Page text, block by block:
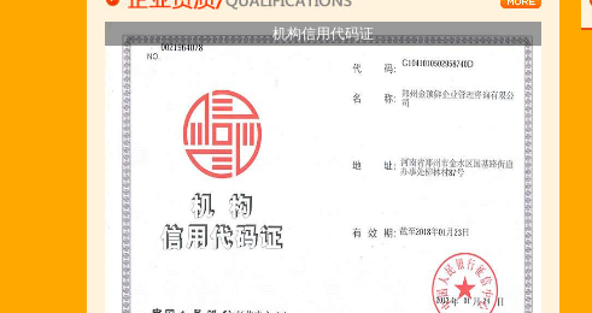
营业执照
营业执照
开户许可证
开户许可证
金顶鲜注册商标
金顶鲜注册商标
机构信用代码证
机构信用代码证
胡羊排注册商标
胡羊排注册商标
刘东总经理:18903716928
穆香存老师:13281876669
何恒震总监:18037166596
"胡羊排"是国家工商总局核准注册商标,
隶属于河南金顶鲜餐饮管理有限公司所持有.
金顶鲜宁夏特色系列胡羊排烧烤火锅复合餐厅